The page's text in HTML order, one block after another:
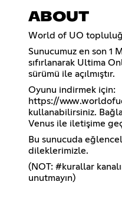
ABOUT
World of UO
Sunucumuz en son 1
sıfırlanarak Ultima
sürümü ile açılmıştır.
Oyunu indirmek için:
https://
kullanabilirsiniz.
Venus ile iletişime
Bu sunucuda
dileklerimizle.
(NOT: #kurallar
unutmayın)